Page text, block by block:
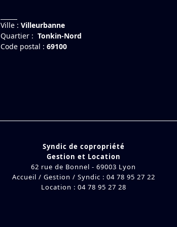
Ville : Villeurbanne
Quartier : Tonkin-Nord
Code postal : 69100
Syndic de copropriété
Gestion et Location
62 rue de Bonnel - 69003 Lyon
Accueil / Gestion / Syndic : 04 78 95 27 22
Location : 04 78 95 27 28